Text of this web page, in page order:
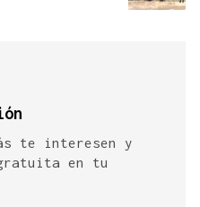
te interesen y
en tu